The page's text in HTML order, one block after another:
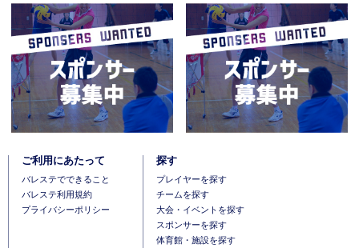
ご利用にあたって
バレステでできること
バレステ利用規約
プライバシーポリシー
探す
プレイヤーを探す
チームを探す
大会・イベントを探す
スポンサーを探す
体育館・施設を探す